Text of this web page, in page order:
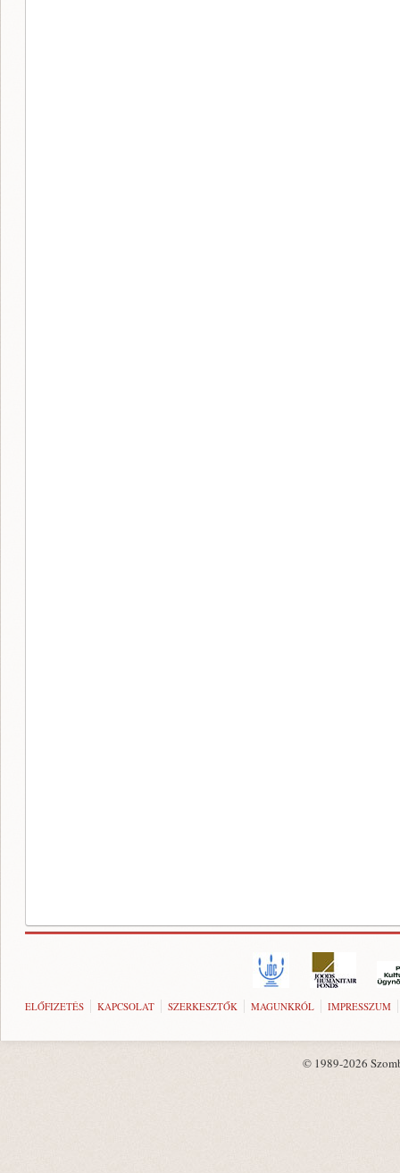
ELŐFIZETÉS KAPCSOLAT SZERKESZTŐK MAGUNKRÓL IMPRESSZUM
© 1989-2026